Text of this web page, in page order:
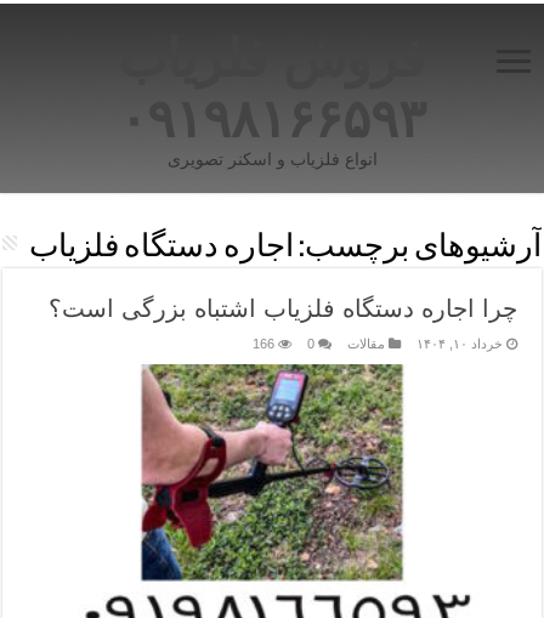
۰۹۱۹۸۱۶۶۵۹۳
انواع فلزیاب و اسکنر تصویری
آرشیوهای برچسب: اجاره دستگاه فلزیاب
چرا اجاره دستگاه فلزیاب اشتباه بزرگی است؟
خرداد ۱۰, ۱۴۰۴ مقالات 0
166